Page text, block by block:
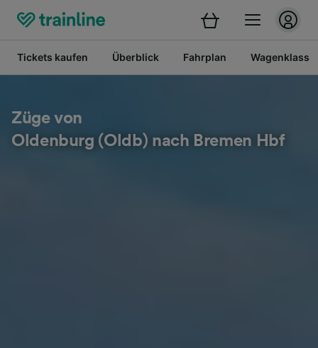
Tickets kaufen Überblick Fahrplan
Züge von
Oldenburg (Oldb) nach Bremen Hbf